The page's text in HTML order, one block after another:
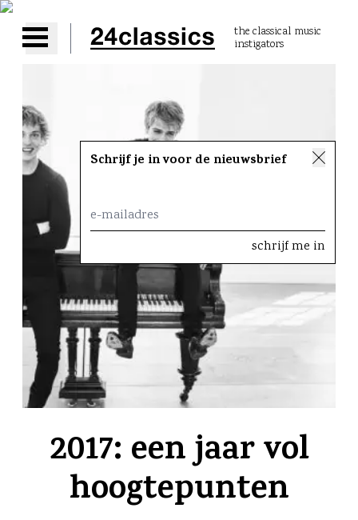
Open main menu
the classical music
instigators
2017: een jaar vol
hoogtepunten
Schrijf je in voor de nieuwsbrief